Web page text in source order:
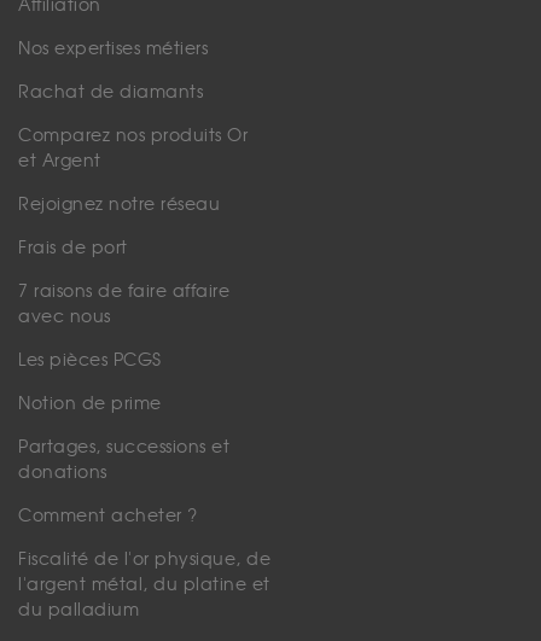
Affiliation
Nos expertises métiers
Rachat de diamants
Comparez nos produits Or
et Argent
Rejoignez notre réseau
Frais de port
7 raisons de faire affaire
avec nous
Les pièces PCGS
Notion de prime
Partages, successions et
donations
Comment acheter ?
Fiscalité de l'or physique, de
l'argent métal, du platine et
du palladium